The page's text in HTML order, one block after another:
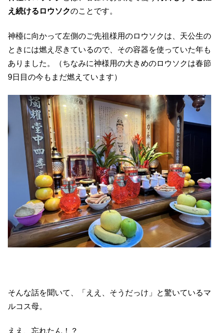
え続けるロウソクのことです。
神檯に向かって左側のご先祖様用のロウソクは、天公生の
ときには燃え尽きているので、その容器を使っていた年も
ありました。（ちなみに神様用の大きめのロウソクは春節
9日目の今もまだ燃えています）
そんな話を聞いて、「ええ、そうだっけ」と驚いているマ
ルコス母。
ええ、忘れたん！？